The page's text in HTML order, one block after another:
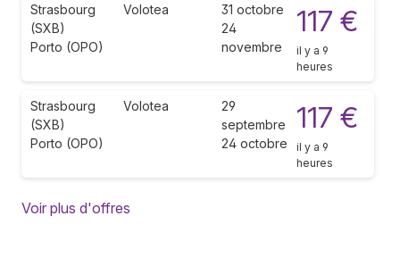
Strasbourg
(SXB)
Porto (OPO)
Volotea
31 octobre
24
novembre
117 €
il y a 9
heures
Strasbourg
(SXB)
Porto (OPO)
Volotea
29
septembre
24 octobre
117 €
il y a 9
heures
Voir plus d'offres